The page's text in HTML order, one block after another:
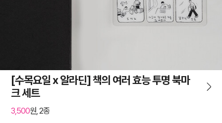
[수목요일 x 알라딘] 책의 여러 효능 투명 북마
크 세트
3,500원, 2종